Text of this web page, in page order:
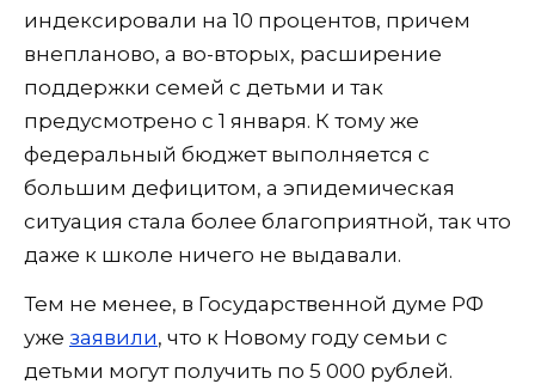
индексировали на 10 процентов, причем
внепланово, а во-вторых, расширение
поддержки семей с детьми и так
предусмотрено с 1 января. К тому же
федеральный бюджет выполняется с
большим дефицитом, а эпидемическая
ситуация стала более благоприятной, так что
даже к школе ничего не выдавали.
Тем не менее, в Государственной думе РФ
уже заявили, что к Новому году семьи с
детьми могут получить по 5 000 рублей.